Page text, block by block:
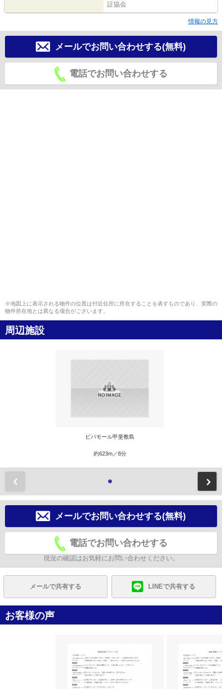
証協会
情報の見方
メールでお問い合わせする(無料)
電話でお問い合わせする
※地図上に表示される物件の位置は付近住所に所在することを表すものであり、実際の
物件所在地とは異なる場合がございます。
周辺施設
ビバモール甲斐敷島
約623m／8分
メールでお問い合わせする(無料)
電話でお問い合わせする
現況の確認はお気軽にお問い合わせください。
メールで共有する LINEで共有する
お客様の声